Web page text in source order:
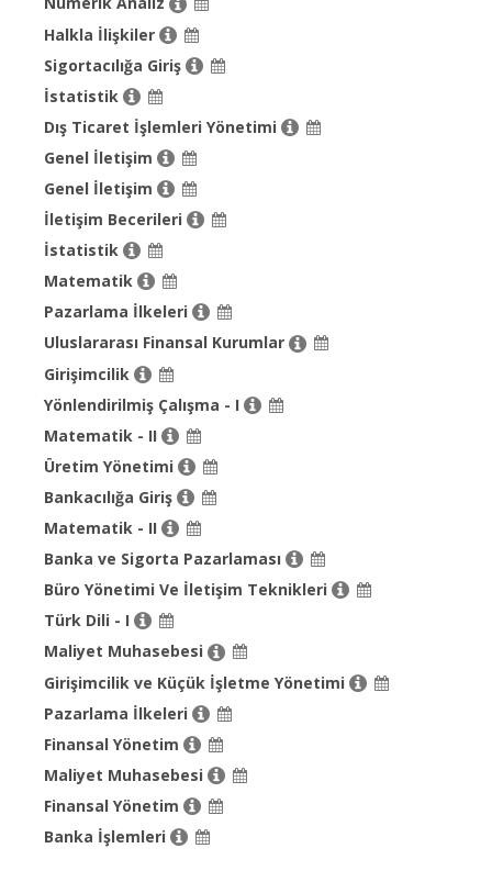
Halkla İlişkiler
Sigortacılığa Giriş
İstatistik
Dış Ticaret İşlemleri Yönetimi
Genel İletişim
Genel İletişim
İletişim Becerileri
İstatistik
Matematik
Pazarlama İlkeleri
Uluslararası Finansal Kurumlar
Girişimcilik
Yönlendirilmiş Çalışma - I
Matematik - II
Üretim Yönetimi
Bankacılığa Giriş
Matematik - II
Banka ve Sigorta Pazarlaması
Büro Yönetimi Ve İletişim Teknikleri
Türk Dili - I
Maliyet Muhasebesi
Girişimcilik ve Küçük İşletme Yönetimi
Pazarlama İlkeleri
Finansal Yönetim
Maliyet Muhasebesi
Finansal Yönetim
Banka İşlemleri